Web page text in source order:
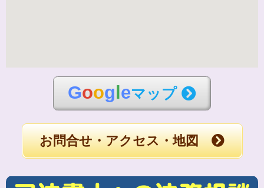
Goog eマップ
お問合せ・アクセス・地図